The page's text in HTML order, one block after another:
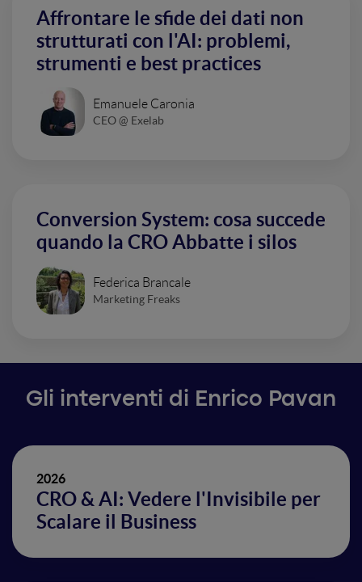
Affrontare le sfide dei dati non
strutturati con l'AI: problemi,
strumenti e best practices
Emanuele Caronia
CEO @ Exelab
Conversion System: cosa succede
quando la CRO Abbatte i silos
Federica Brancale
Marketing Freaks
Gli interventi di Enrico Pavan
2026
CRO & AI: Vedere l'Invisibile per
Scalare il Business